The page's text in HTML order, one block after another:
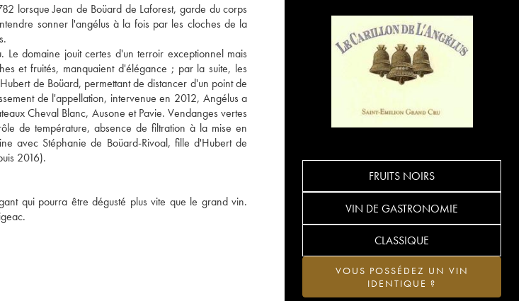
lorsque Jean de Boüard de Laforest, garde du corps
sonner l'angélus à la fois par les cloches de la
domaine jouit certes d'un terroir exceptionnel mais
et fruités, manquaient d'élégance ; par la suite, les
de Boüard, permettant de distancer d'un point de
de l'appellation, intervenue en 2012, Angélus a
Cheval Blanc, Ausone et Pavie. Vendanges vertes
de température, absence de filtration à la mise en
avec Stéphanie de Boüard-Rivoal, fille d'Hubert de
2016).
qui pourra être dégusté plus vite que le grand vin.
FRUITS NOIRS
VIN DE GASTRONOMIE
CLASSIQUE
VOUS POSSÉDEZ UN VIN
IDENTIQUE ?